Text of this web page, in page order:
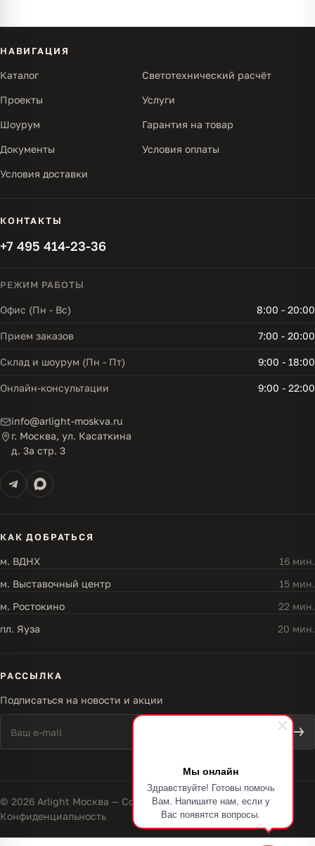
Мы онлайн
Здравствуйте! Готовы помочь
Вам. Напишите нам, если у
Вас появятся вопросы.
НАВИГАЦИЯ
Каталог Светотехнический расчёт
Проекты Услуги
Шоурум Гарантия на товар
Документы Условия оплаты
Условия доставки
КОНТАКТЫ
+7 495 414-23-36
РЕЖИМ РАБОТЫ
Офис (Пн - Вс) 8:00 - 20:00
Прием заказов 7:00 - 20:00
Склад и шоурум (Пн - Пт) 9:00 - 18:00
Онлайн-консультации 9:00 - 22:00
info@arlight-moskva.ru
г. Москва, ул. Касаткина
д. 3а стр. 3
КАК ДОБРАТЬСЯ
м. ВДНХ
16 мин.
м. Выставочный центр
15 мин.
м. Ростокино
22 мин.
пл. Яуза
20 мин.
РАССЫЛКА
Подписаться на новости и акции
© 2026 Arlight Москва — Совершенство света
Конфиденциальность